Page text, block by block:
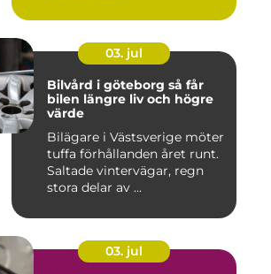
03. jul
Bilvård i göteborg så får
bilen längre liv och högre
värde
Bilägare i Västsverige möter
tuffa förhållanden året runt.
Saltade vintervägar, regn
stora delar av ...
03. jul